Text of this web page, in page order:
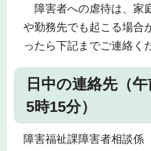
障害者への虐待は、家
や勤務先でも起こる場合
ったら下記までご連絡く
日中の連絡先（
5時15分）
障害福祉課障害者相談係